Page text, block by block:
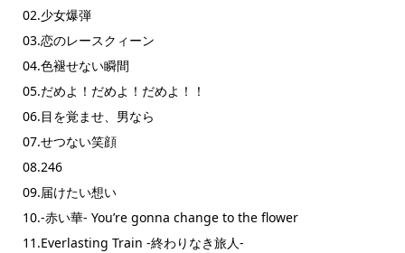
02.少女爆弾
03.恋のレースクィーン
04.色褪せない瞬間
05.だめよ！だめよ！だめよ！！
06.目を覚ませ、男なら
07.せつない笑顔
08.246
09.届けたい想い
10.-赤い華- You’re gonna change to the flower
11.Everlasting Train -終わりなき旅人-